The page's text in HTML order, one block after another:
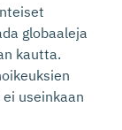
globaaleja
kautta.
useinkaan